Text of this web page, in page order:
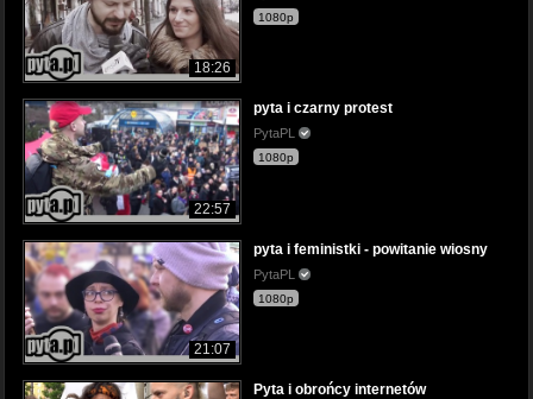
18:26
1080p
22:57
pyta i czarny protest
PytaPL
1080p
21:07
pyta i feministki - powitanie wiosny
PytaPL
1080p
Pyta i obrońcy internetów